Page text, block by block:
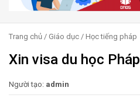
Trang chủ / Giáo dục / Học tiếng pháp
Xin visa du học Pháp
Người tạo: admin